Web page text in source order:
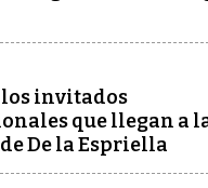
los invitados
que llegan a
De la Espriella